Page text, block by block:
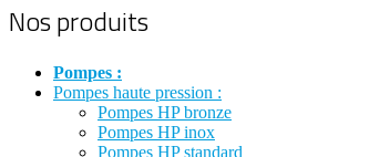
Nos produits
Pompes :
Pompes haute pression :
Pompes HP bronze
Pompes HP inox
Pompes HP standard